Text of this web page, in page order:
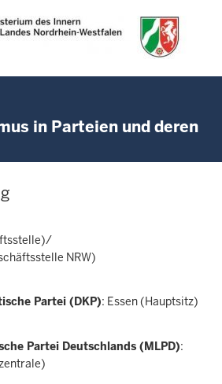
zum Inhalt
DEAKTIVIEREN: MAIN MENU
in Parteien und deren
NRW)
Partei (DKP): Essen (Hauptsitz)
Partei Deutschlands (MLPD):